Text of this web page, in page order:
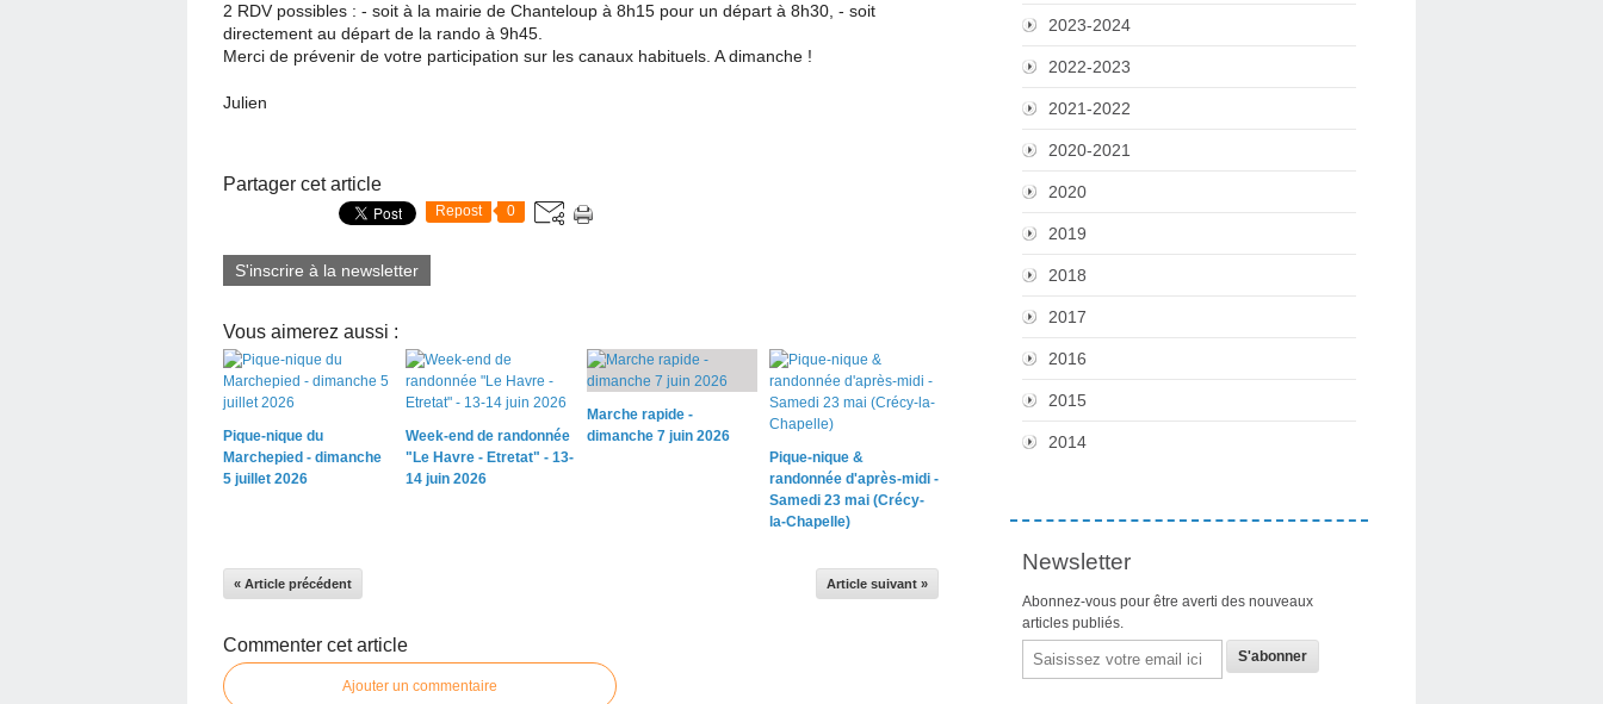
2 RDV possibles : - soit à la mairie de Chanteloup à 8h15 pour un départ à 8h30, - soit
directement au départ de la rando à 9h45.
Merci de prévenir de votre participation sur les canaux habituels. A dimanche !
Julien
Partager cet article
Repost 0
S'inscrire à la newsletter
Vous aimerez aussi :
Pique-nique du
Marchepied - dimanche
5 juillet 2026
Week-end de randonnée
"Le Havre - Etretat" - 13-
14 juin 2026
Marche rapide -
dimanche 7 juin 2026
Pique-nique &
randonnée d'après-midi -
Samedi 23 mai (Crécy-
la-Chapelle)
« Article précédent Article suivant »
Commenter cet article
Ajouter un commentaire
2023-2024
2022-2023
2021-2022
2020-2021
2020
2019
2018
2017
2016
2015
2014
Newsletter
Abonnez-vous pour être averti des nouveaux
articles publiés.
Email